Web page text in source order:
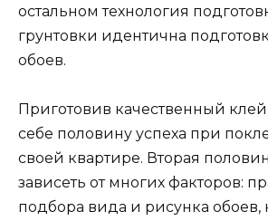
остальном технология
грунтовки идентична
обоев.
Приготовив качественный
себе половину успеха при
своей квартире. Вторая
зависеть от многих факторов:
подбора вида и рисунка обоев,